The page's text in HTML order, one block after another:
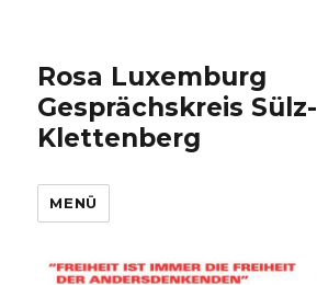
Rosa Luxemburg
Gesprächskreis Sülz-
Klettenberg
MENÜ